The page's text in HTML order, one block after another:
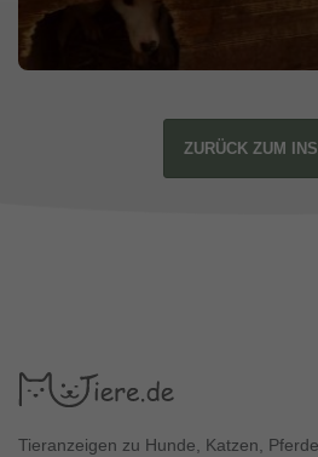
ZURÜCK ZUM
Tieranzeigen zu Hunde, Katzen,